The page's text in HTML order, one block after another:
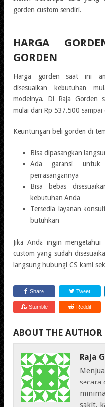
gorden custom sendiri.
HARGA
GORDEN
Harga gorden saat ini
disesuaikan kebutuhan
modelnya. Di Raja Gorden
mulai dari Rp 537.500
Keuntungan beli gorden di
Bisa dipasangkan
Ada garansi
pemasangannya
Bisa bebas
kebutuhan Anda
Tersedia layanan
butuhkan
Jika Anda ingin
custom yang sudah
langsung hubungi CS kami
Share Tweet
Stumble Reddit
ABOUT THE AUTHOR
Raja
secara
sakit,